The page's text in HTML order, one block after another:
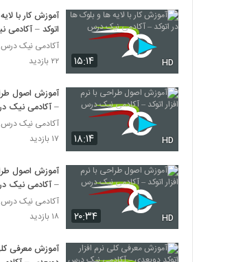
۱۵:۱۴ HD
آموزش کار با
اتوکد –
آکادمی نیک درس
۲۲ بازدید
۱۸:۱۴ HD
آموزش اصول
– آکادمی نیک
آکادمی نیک درس
۱۷ بازدید
۲۰:۳۴ HD
آموزش اصول
– آکادمی نیک
آکادمی نیک درس
۱۸ بازدید
آموزش معرفی